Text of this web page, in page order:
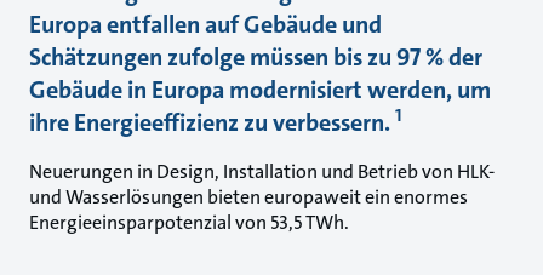
Europa entfallen auf Gebäude und
Schätzungen zufolge müssen bis zu 97 % der
Gebäude in Europa modernisiert werden, um
ihre Energieeffizienz zu verbessern. 1
Neuerungen in Design, Installation und Betrieb von HLK-
und Wasserlösungen bieten europaweit ein enormes
Energieeinsparpotenzial von 53,5 TWh.